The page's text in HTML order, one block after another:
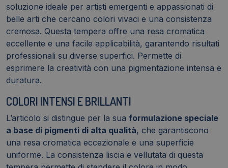
soluzione ideale per artisti emergenti e appassionati di
belle arti che cercano colori vivaci e una consistenza
cremosa. Questa tempera offre una resa cromatica
eccellente e una facile applicabilità, garantendo risultati
professionali su diverse superfici. Permette di
esprimere la creatività con una pigmentazione intensa e
duratura.
COLORI INTENSI E BRILLANTI
L’articolo si distingue per la sua formulazione speciale
a base di pigmenti di alta qualità, che garantiscono
una resa cromatica eccezionale e una superficie
uniforme. La consistenza liscia e vellutata di questa